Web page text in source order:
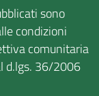
sono
condizioni
comunitaria
d.lgs. 36/2006